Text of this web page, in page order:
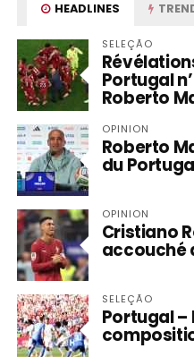
HEADLINES
SELEÇÃO
Portugal
Roberto
OPINION
Roberto
du
OPINION
Cristiano
accouché
SELEÇÃO
Portugal –